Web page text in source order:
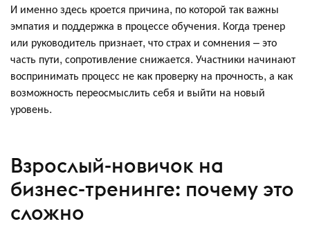
И именно здесь кроется причина, по которой так важны
эмпатия и поддержка в процессе обучения. Когда тренер
или руководитель признает, что страх и сомнения – это
часть пути, сопротивление снижается. Участники начинают
воспринимать процесс не как проверку на прочность, а как
возможность переосмыслить себя и выйти на новый
уровень.
Взрослый-новичок на
бизнес-тренинге: почему это
сложно